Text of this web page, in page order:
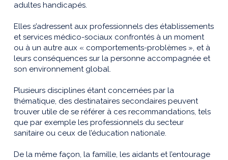
adultes handicapés.
Elles s’adressent aux professionnels des établissements
et services médico-sociaux confrontés à un moment
ou à un autre aux « comportements-problèmes », et à
leurs conséquences sur la personne accompagnée et
son environnement global.
Plusieurs disciplines étant concernées par la
thématique, des destinataires secondaires peuvent
trouver utile de se référer à ces recommandations, tels
que par exemple les professionnels du secteur
sanitaire ou ceux de l’éducation nationale.
De la même façon, la famille, les aidants et l’entourage